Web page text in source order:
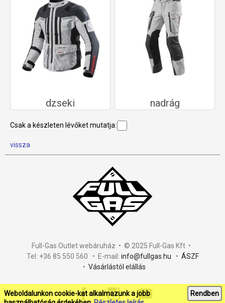
Weboldalunkon cookie-kat alkalmazunk a jobb
Rendben
dzseki nadrág
Csak a készleten lévőket mutatja:
vissza
Full-Gas Outlet webáruház • © 2025 Full-Gas Kft •
Tel: +36 85 550 560 • E-mail: info@fullgas.hu • ÁSZF
• Vásárlástól elállás